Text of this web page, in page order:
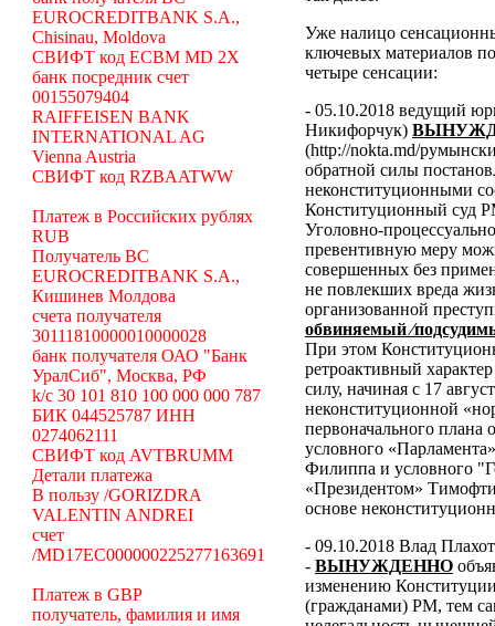
EUROCREDITBANK S.A.,
Chisinau, Moldova
СВИФТ код ECBM MD 2X
банк посредник счет
00155079404
RAIFFEISEN BANK
INTERNATIONAL AG
Vienna Austria
СВИФТ код RZBAATWW
Платеж в Российских рублях
RUB
Получатель BC
EUROCREDITBANK S.A.,
Кишинев Молдова
счета получателя
30111810000010000028
банк получателя ОАО "Банк
УралСиб", Москва, РФ
k/c 30 101 810 100 000 000 787
БИК 044525787 ИНН
0274062111
СВИФТ код AVTBRUMM
Детали платежа
В пользу /GORIZDRA
VALENTIN ANDREI
счет
/MD17EC000000225277163691
Платеж в GBP
получатель, фамилия и имя
Уже налицо
ключевых материалов
четыре сенсации:
- 05.10.2018 ведущий
Никифорчук)
(http://nokta.md/
обратной силы
неконституционными
Конституционный суд
Уголовно-
превентивную меру
совершенных без
не повлекших вреда
организованной
обвиняемый
При этом
ретроактивный
силу, начиная с 17
неконституционной
первоначального плана
условного
Филиппа и условного
«Президентом»
основе
- 09.10.2018 Влад
- ВЫНУЖДЕННО
изменению
(гражданами) РМ, тем